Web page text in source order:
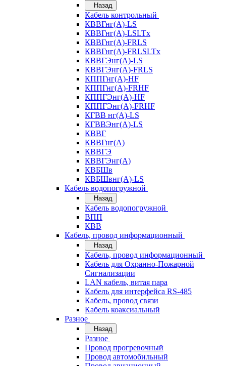
Назад
Кабель контрольный
КВВГнг(А)-LS
КВВГнг(А)-LSLTx
КВВГнг(А)-FRLS
КВВГнг(А)-FRLSLTx
КВВГЭнг(А)-LS
КВВГЭнг(А)-FRLS
КППГнг(А)-HF
КППГнг(А)-FRHF
КППГЭнг(А)-HF
КППГЭнг(А)-FRHF
КГВВ нг(А)-LS
КГВВЭнг(А)-LS
КВВГ
КВВГнг(А)
КВВГЭ
КВВГЭнг(А)
КВБШв
КВБШвнг(А)-LS
Кабель водопогружной
Назад
Кабель водопогружной
ВПП
КВВ
Кабель, провод информационный
Назад
Кабель, провод информационный
Кабель для Охранно-Пожарной
Сигнализации
LAN кабель, витая пара
Кабель для интерфейса RS-485
Кабель, провод связи
Кабель коаксиальный
Разное
Назад
Разное
Провод прогревочный
Провод автомобильный